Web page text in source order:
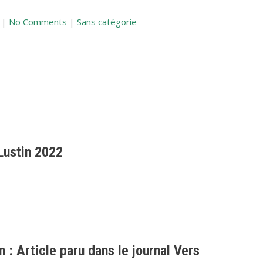
No Comments | Sans catégorie
2022
: Article paru dans le journal Vers